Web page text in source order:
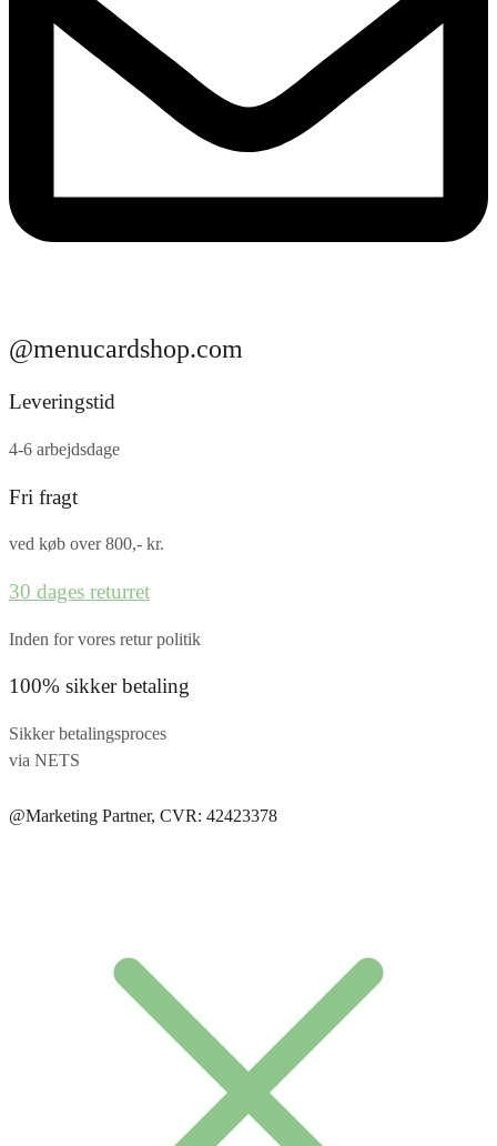
@menucardshop.com
Leveringstid
4-6 arbejdsdage
Fri fragt
ved køb over 800,- kr.
30 dages returret
Inden for vores retur politik
100% sikker betaling
Sikker betalingsproces
via NETS
@Marketing Partner, CVR: 42423378